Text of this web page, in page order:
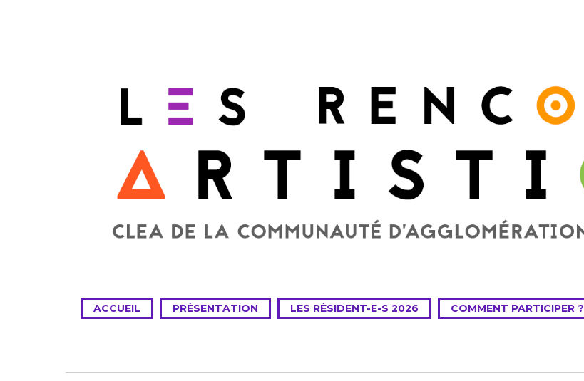
ACCUEIL PRÉSENTATION LES RÉSIDENT-E-S 2026 COMMENT PARTICIPER ?